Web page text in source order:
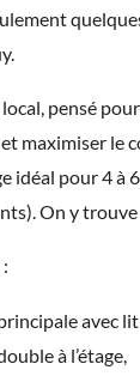
pensé
maximiser le
idéal pour 4 à
On y trouve
avec
à l’étage,